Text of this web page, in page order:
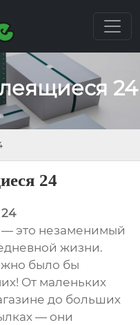
24
24
это незаменимый
жизни.
было бы
От маленьких
до больших
— они